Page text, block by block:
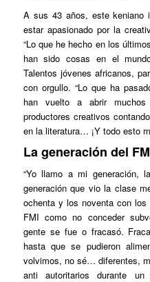
A sus 43 años, este keniano
estar apasionado por la
“Lo que he hecho en los
han sido cosas en el
Talentos jóvenes africanos,
con orgullo. “Lo que ha
han vuelto a abrir
productores creativos
en la literatura… ¡Y todo esto
La generación del
“Yo llamo a mi generación,
generación que vio la clase
ochenta y los noventa con
FMI como no conceder
gente se fue o fracasó.
hasta que se pudieron
volvimos, no sé… diferentes,
anti autoritarios durante